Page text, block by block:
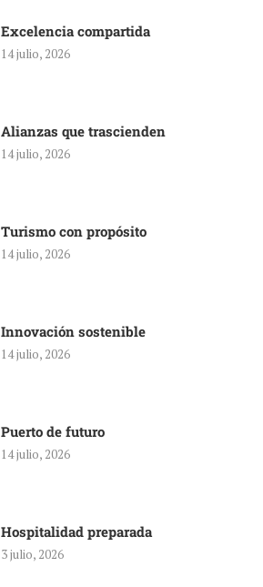
Excelencia compartida
14 julio, 2026
Alianzas que trascienden
14 julio, 2026
Turismo con propósito
14 julio, 2026
Innovación sostenible
14 julio, 2026
Puerto de futuro
14 julio, 2026
Hospitalidad preparada
3 julio, 2026